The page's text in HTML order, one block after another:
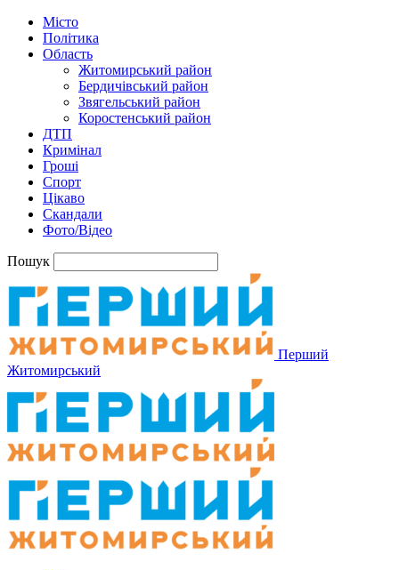
Місто
Політика
Область
Житомирський район
Бердичівський район
Звягельський район
Коростенський район
ДТП
Кримінал
Гроші
Спорт
Цікаво
Скандали
Фото/Відео
Пошук
Перший
Житомирський